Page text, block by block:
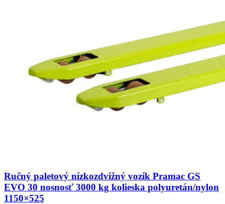
Ručný paletový nízkozdvižný vozík Pramac GS
EVO 30 nosnosť 3000 kg kolieska polyuretán/nylon
1150×525